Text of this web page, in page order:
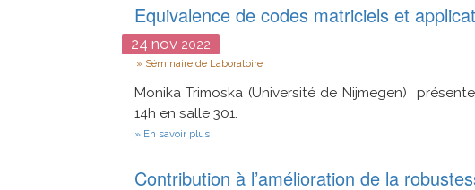
un
outil
pour
la
planification
parcours
patient
le
Equivalence de codes matriciels et
24 nov2022
Type
Séminaire de Laboratoire
Monika Trimoska (Université de Nijmegen)
14h en salle 301.
En savoir plussur
codes
Contribution à l’amélioration de la